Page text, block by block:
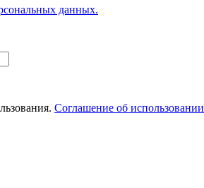
данных.
Соглашение об использовании